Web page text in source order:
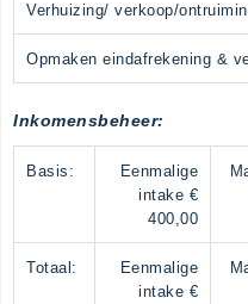
Verhuizing/ verkoop/
Opmaken eindafrekening &
Inkomensbeheer:
Basis:
Eenmalige
intake €
400,00
Totaal:
Eenmalige
intake €